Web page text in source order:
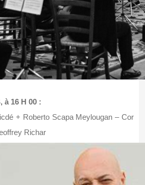
à 16 H 00 :
+ Roberto Scapa Meylougan – Cor
Richar